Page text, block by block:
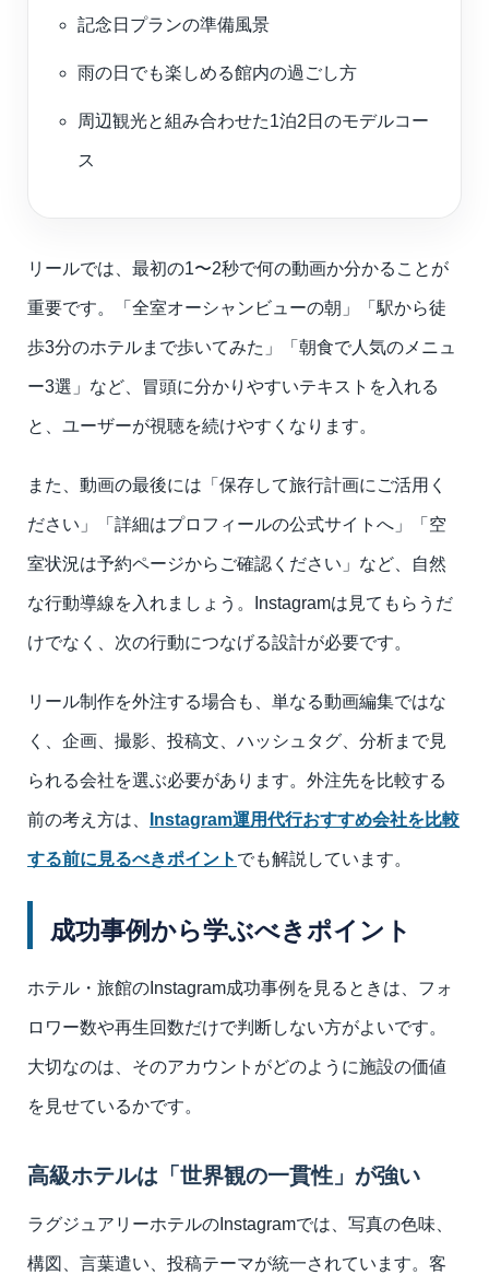
記念日プランの準備風景
雨の日でも楽しめる館内の過ごし方
周辺観光と組み合わせた1泊2日のモデルコー
ス
リールでは、最初の1〜2秒で何の動画か分かることが
重要です。「全室オーシャンビューの朝」「駅から徒
歩3分のホテルまで歩いてみた」「朝食で人気のメニュ
ー3選」など、冒頭に分かりやすいテキストを入れる
と、ユーザーが視聴を続けやすくなります。
また、動画の最後には「保存して旅行計画にご活用く
ださい」「詳細はプロフィールの公式サイトへ」「空
室状況は予約ページからご確認ください」など、自然
な行動導線を入れましょう。Instagramは見てもらうだ
けでなく、次の行動につなげる設計が必要です。
リール制作を外注する場合も、単なる動画編集ではな
く、企画、撮影、投稿文、ハッシュタグ、分析まで見
られる会社を選ぶ必要があります。外注先を比較する
前の考え方は、 Instagram運用代行おすすめ会社を比較
する前に見るべきポイント でも解説しています。
成功事例から学ぶべきポイント
ホテル・旅館のInstagram成功事例を見るときは、フォ
ロワー数や再生回数だけで判断しない方がよいです。
大切なのは、そのアカウントがどのように施設の価値
を見せているかです。
高級ホテルは「世界観の一貫性」が強い
ラグジュアリーホテルのInstagramでは、写真の色味、
構図、言葉遣い、投稿テーマが統一されています。客